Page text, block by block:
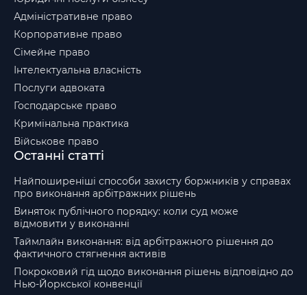
Адміністративне право
Корпоративне право
Сімейне право
Інтелектуальна власність
Послуги адвоката
Господарське право
Кримінальна практика
Військове право
Останні статті
Найпоширеніші способи захисту боржників у справах
про виконання арбітражних рішень
Виняток публічного порядку: коли суд може
відмовити у виконанні
Таймлайн виконання: від арбітражного рішення до
фактичного стягнення активів
Покроковий гід щодо виконання рішень відповідно до
Нью-Йоркської конвенції